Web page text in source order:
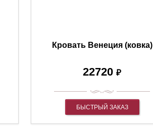
Кровать Венеция (ковка)
22720 ₽
БЫСТРЫЙ ЗАКАЗ